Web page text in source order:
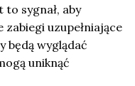
sygnał, aby
uzupełniające
będą wyglądać
uniknąć